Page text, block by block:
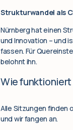
Strukturwandel als
Nürnberg hat einen
und Innovation – und
fassen. Für
belohnt ihn.
Wie
Alle Sitzungen finden
und wir fangen an.